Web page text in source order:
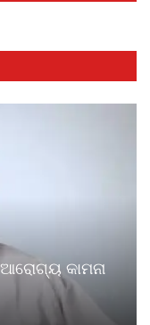
କାମନା